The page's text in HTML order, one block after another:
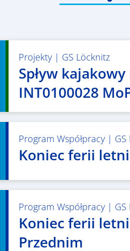
Projekty| GS Löcknitz
Spływ
INT0100028
Program Współpracy|
Koniec ferii
Program Współpracy|
Koniec ferii
Przednim